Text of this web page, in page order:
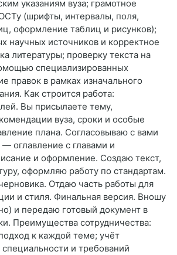
указаниям вуза; грамотное
(шрифты, интервалы, поля,
оформление таблиц и рисунков);
научных источников и корректное
литературы; проверку текста на
специализированных
правок в рамках изначального
Как строится работа:
Вы присылаете тему,
вуза, сроки и особые
плана. Согласовываю с вами
— оглавление с главами и
и оформление. Создаю текст,
оформляю работу по стандартам.
Отдаю часть работы для
и стиля. Финальная версия. Вношу
и передаю готовый документ в
Преимущества сотрудничества:
к каждой теме; учёт
и требований